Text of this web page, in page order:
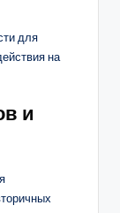
для
на
и